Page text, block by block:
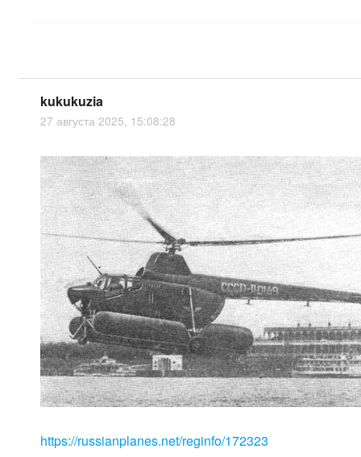
kukukuzia
27 августа 2025, 15:08:28
https://russianplanes.net/reginfo/172323